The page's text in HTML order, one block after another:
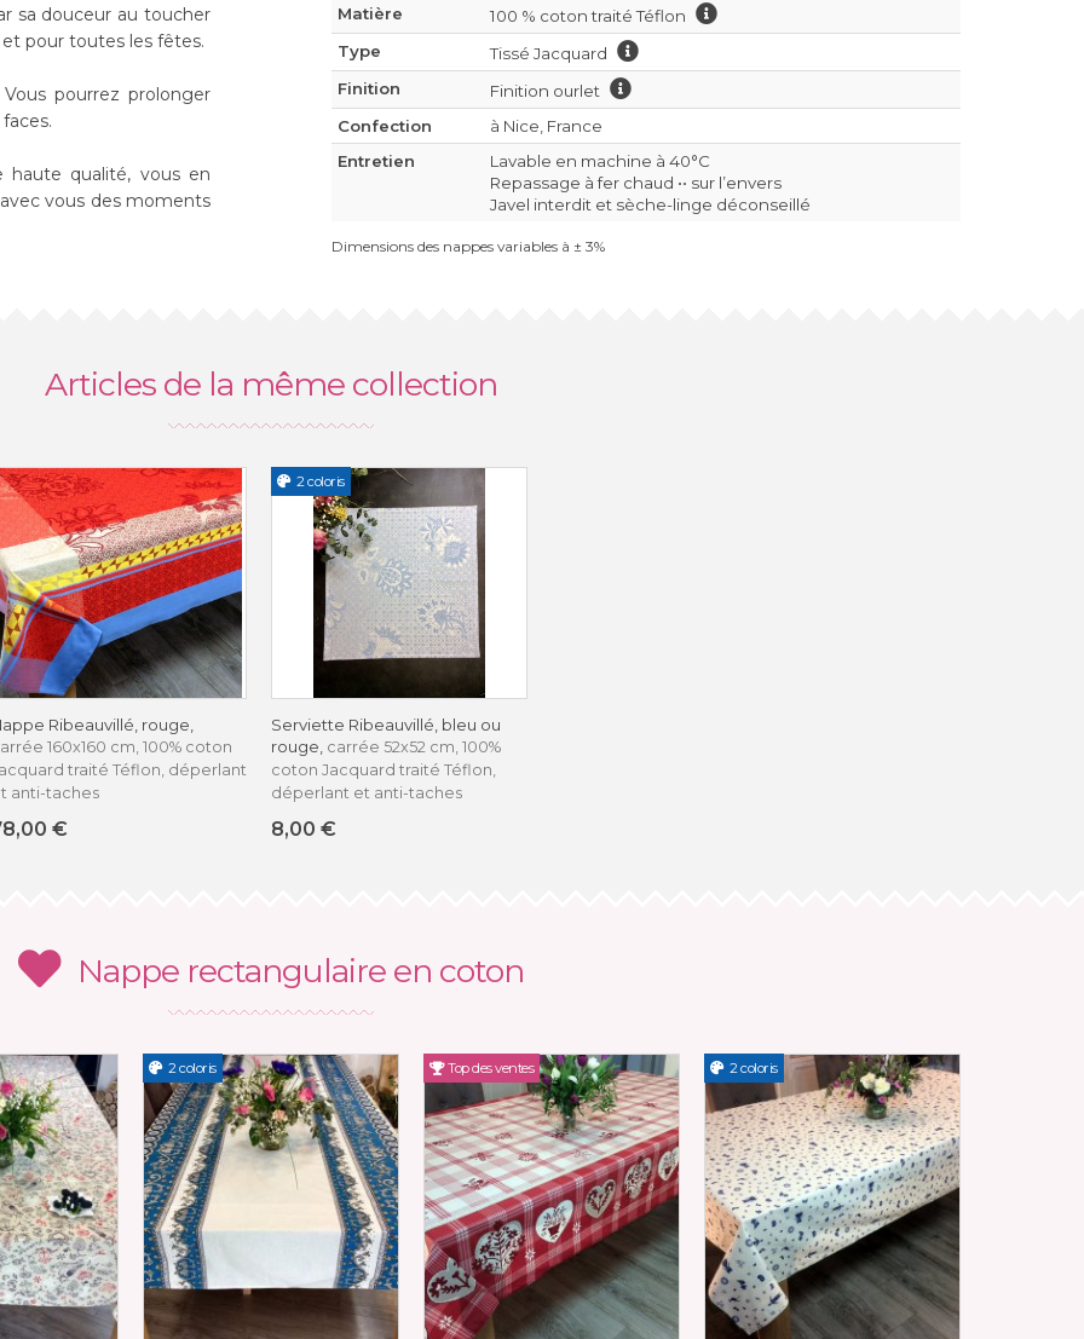
sa douceur au toucher
pour toutes les fêtes.
pourrez prolonger
haute qualité, vous en
vous des moments
Matière
100 % coton traité Téflon
Type
Tissé Jacquard
Finition
Finition ourlet
Confection
à Nice, France
Entretien
Lavable en machine à 40°C
Repassage à fer chaud •• sur l’envers
Javel interdit et sèche-linge déconseillé
Dimensions des nappes variables à ± 3%
Articles de la même collection
Ribeauvillé, rouge,
160x160 cm, 100% coton
traité Téflon, déperlant
anti-taches
€
2 coloris
Serviette Ribeauvillé, bleu ou
rouge, carrée 52x52 cm, 100%
coton Jacquard traité Téflon,
déperlant et anti-taches
8,00 €
Nappe rectangulaire en coton
2 coloris Top des ventes 2 coloris